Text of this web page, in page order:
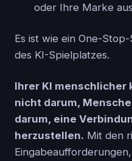
oder Ihre Marke
Es ist wie ein One-
des KI-Spielplatzes.
Ihrer KI menschlicher
nicht darum,
darum, eine
herzustellen. Mit den